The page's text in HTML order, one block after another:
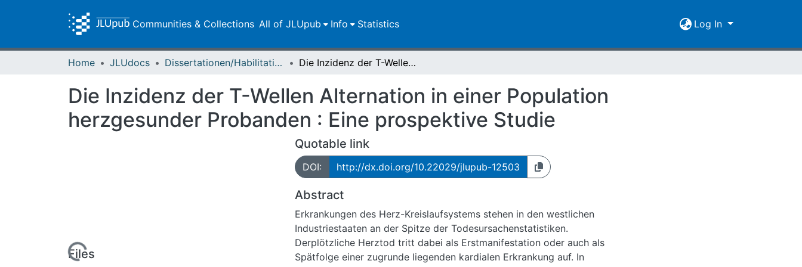
Communities & Collections All of JLUpub Info Statistics Log In
Home JLUdocs Dissertationen/Habilitationen Die Inzidenz der T-Wellen Alternation in einer Population herzgesunder Probanden : Eine prospektive Studie
Die Inzidenz der T-Wellen Alternation in einer Population
herzgesunder Probanden : Eine prospektive Studie
Files
Quotable link
DOI: http://dx.doi.org/10.22029/jlupub-12503
Abstract
Erkrankungen des Herz-Kreislaufsystems stehen in den westlichen
Industriestaaten an der Spitze der Todesursachenstatistiken.
Derplötzliche Herztod tritt dabei als Erstmanifestation oder auch als
Spätfolge einer zugrunde liegenden kardialen Erkrankung auf. In